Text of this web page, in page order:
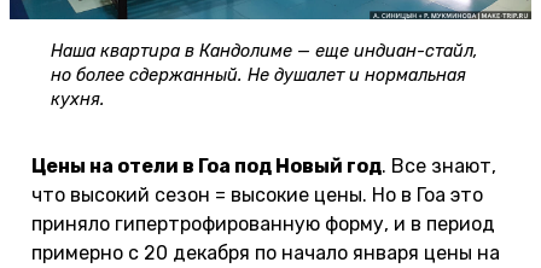
Наша квартира в Кандолиме — еще индиан-стайл,
но более сдержанный. Не душалет и нормальная
кухня.
Цены на отели в Гоа под Новый год. Все знают,
что высокий сезон = высокие цены. Но в Гоа это
приняло гипертрофированную форму, и в период
примерно с 20 декабря по начало января цены на